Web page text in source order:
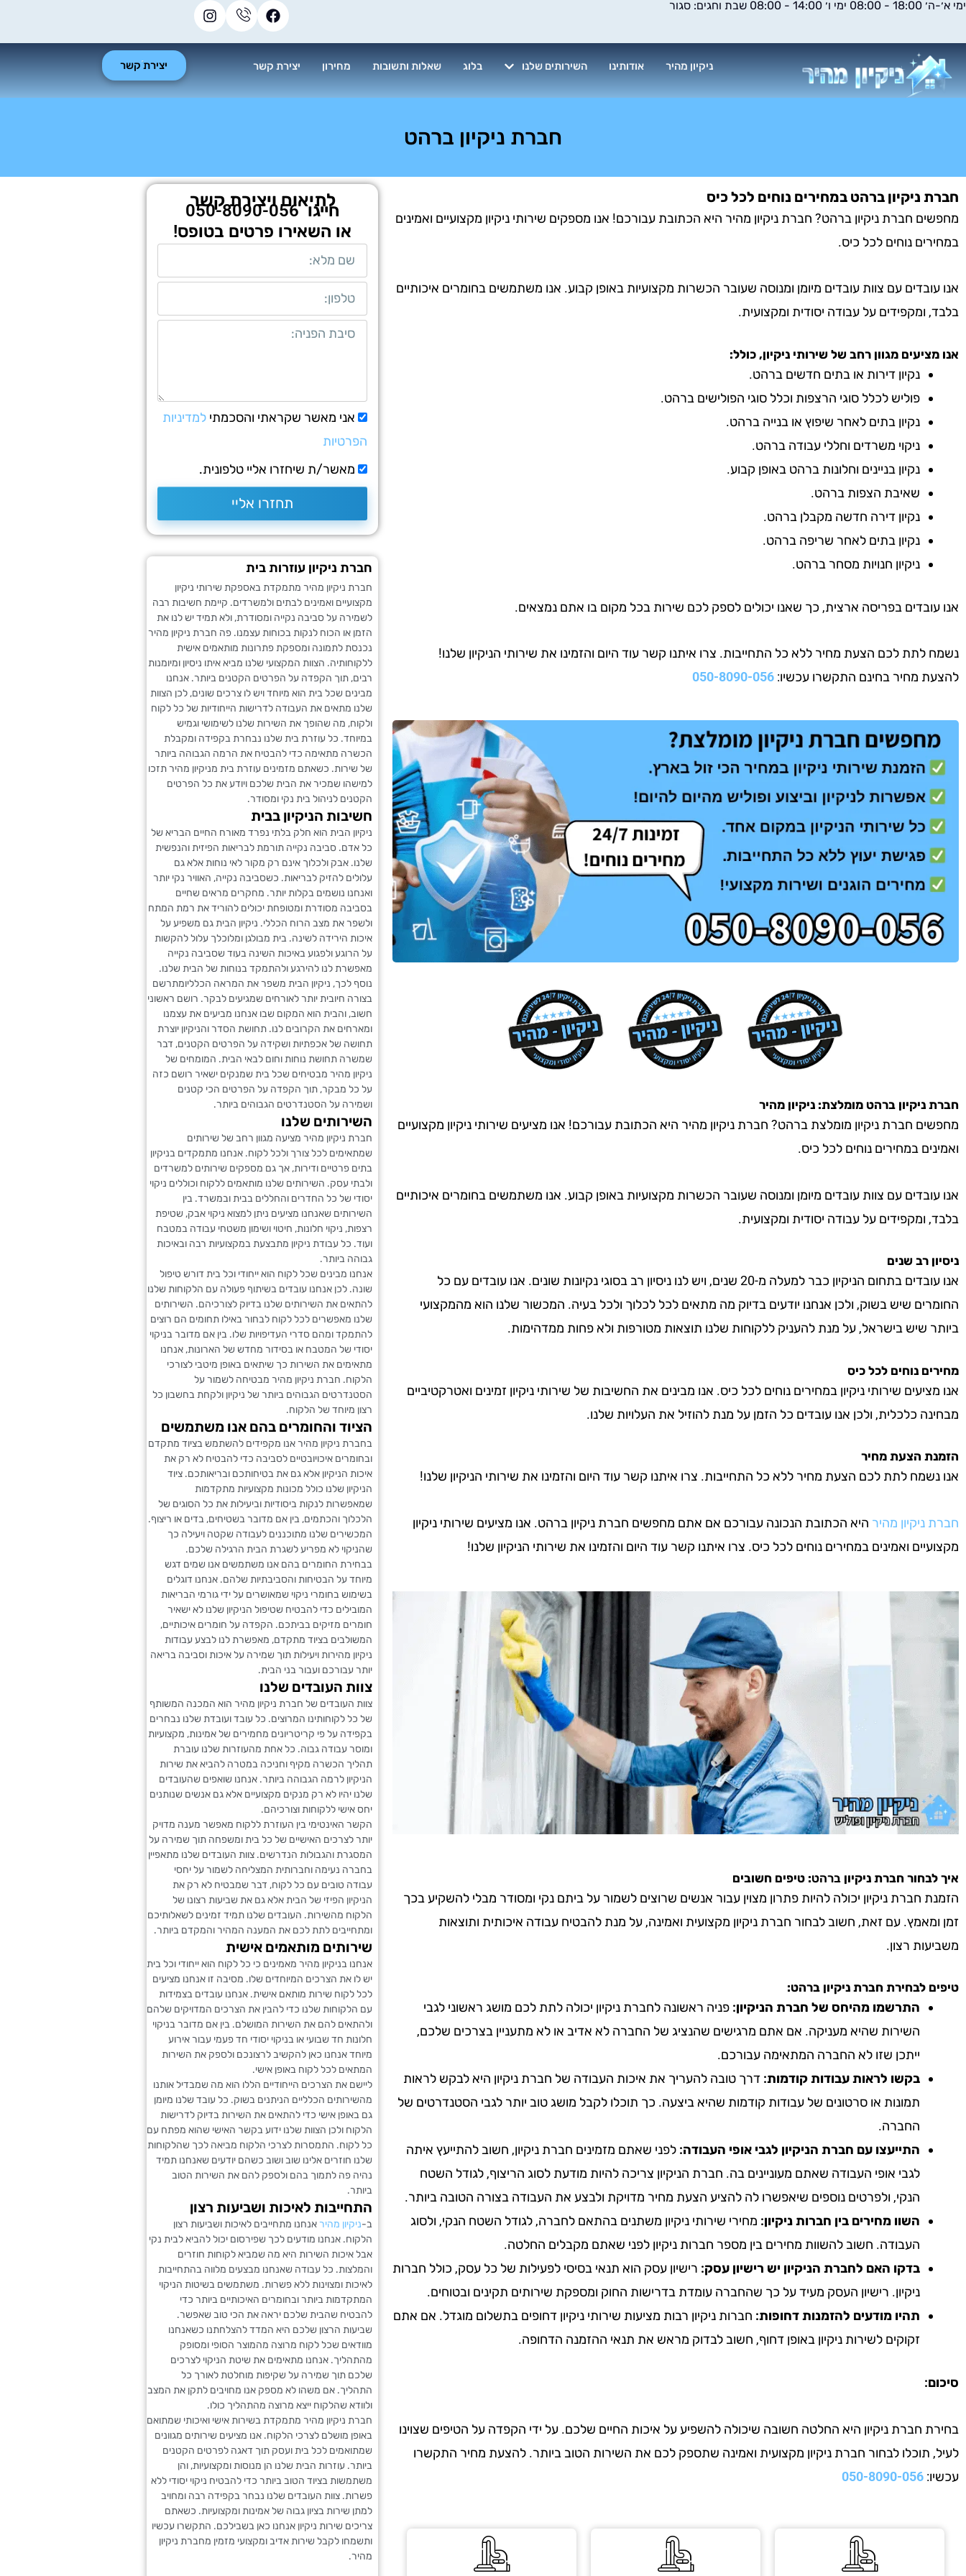
דילוג
ימי א׳-ה׳ 18:00 - 08:00 ימי ו׳ 14:00 - 08:00 שבת וחגים: סגור
ניקיון מהיר אודותינו השירותים שלנו בלוג שאלות ותשובות מחירון יצירת קשר יצירת קשר
חברת ניקיון ברהט
חברת ניקיון ברהט במחירים נוחים לכל כיס
מחפשים חברת ניקיון ברהט? חברת ניקיון מהיר היא הכתובת עבורכם! אנו מספקים שירותי ניקיון מקצועיים ואמינים
במחירים נוחים לכל כיס.
אנו עובדים עם צוות עובדים מיומן ומנוסה שעובר הכשרות מקצועיות באופן קבוע. אנו משתמשים בחומרים איכותיים
בלבד, ומקפידים על עבודה יסודית ומקצועית.
אנו מציעים מגוון רחב של שירותי ניקיון, כולל:
נקיון דירות או בתים חדשים ברהט.
פוליש לכלל סוגי הרצפות וכלל סוגי הפולישים ברהט.
נקיון בתים לאחר שיפוץ או בנייה ברהט.
ניקוי משרדים וחללי עבודה ברהט.
נקיון בניינים וחלונות ברהט באופן קבוע.
שאיבת הצפות ברהט.
נקיון דירה חדשה מקבלן ברהט.
נקיון בתים לאחר שריפה ברהט.
ניקיון חנויות מסחר ברהט.
אנו עובדים בפריסה ארצית, כך שאנו יכולים לספק לכם שירות בכל מקום בו אתם נמצאים.
נשמח לתת לכם הצעת מחיר ללא כל התחייבות. צרו איתנו קשר עוד היום והזמינו את שירותי הניקיון שלנו!
להצעת מחיר בחינם התקשרו עכשיו: 050-8090-056
חברת ניקיון ברהט מומלצת: ניקיון מהיר
מחפשים חברת ניקיון מומלצת ברהט? חברת ניקיון מהיר היא הכתובת עבורכם! אנו מציעים שירותי ניקיון מקצועיים
ואמינים במחירים נוחים לכל כיס.
אנו עובדים עם צוות עובדים מיומן ומנוסה שעובר הכשרות מקצועיות באופן קבוע. אנו משתמשים בחומרים איכותיים
בלבד, ומקפידים על עבודה יסודית ומקצועית.
ניסיון רב שנים
אנו עובדים בתחום הניקיון כבר למעלה מ-20 שנים, ויש לנו ניסיון רב בסוגי נקיונות שונים. אנו עובדים עם כל
החומרים שיש בשוק, ולכן אנחנו יודעים בדיוק מה מתאים לכל לכלוך ולכל בעיה. המכשור שלנו הוא מהמקצועי
ביותר שיש בישראל, על מנת להעניק ללקוחות שלנו תוצאות מטורפות ולא פחות ממדהימות.
מחירים נוחים לכל כיס
אנו מציעים שירותי ניקיון במחירים נוחים לכל כיס. אנו מבינים את החשיבות של שירותי ניקיון זמינים ואטרקטיביים
מבחינה כלכלית, ולכן אנו עובדים כל הזמן על מנת להוזיל את העלויות שלנו.
הזמנת הצעת מחיר
אנו נשמח לתת לכם הצעת מחיר ללא כל התחייבות. צרו איתנו קשר עוד היום והזמינו את שירותי הניקיון שלנו!
חברת ניקיון מהיר היא הכתובת הנכונה עבורכם אם אתם מחפשים חברת ניקיון ברהט. אנו מציעים שירותי ניקיון
מקצועיים ואמינים במחירים נוחים לכל כיס. צרו איתנו קשר עוד היום והזמינו את שירותי הניקיון שלנו!
איך לבחור חברת ניקיון ברהט: טיפים חשובים
הזמנת חברת ניקיון יכולה להיות פתרון מצוין עבור אנשים שרוצים לשמור על ביתם נקי ומסודר מבלי להשקיע בכך
זמן ומאמץ. עם זאת, חשוב לבחור חברת ניקיון מקצועית ואמינה, על מנת להבטיח עבודה איכותית ותוצאות
משביעות רצון.
טיפים לבחירת חברת ניקיון ברהט:
התרשמו מהיחס של חברת הניקיון: פניה ראשונה לחברת ניקיון יכולה לתת לכם מושג ראשוני לגבי
השירות שהיא מעניקה. אם אתם מרגישים שהנציג של החברה לא אדיב או לא מתעניין בצרכים שלכם,
ייתכן שזו לא החברה המתאימה עבורכם.
בקשו לראות עבודות קודמות: דרך טובה להעריך את איכות העבודה של חברת ניקיון היא לבקש לראות
תמונות או סרטונים של עבודות קודמות שהיא ביצעה. כך תוכלו לקבל מושג טוב יותר לגבי הסטנדרטים של
החברה.
התייעצו עם חברת הניקיון לגבי אופי העבודה: לפני שאתם מזמינים חברת ניקיון, חשוב להתייעץ איתה
לגבי אופי העבודה שאתם מעוניינים בה. חברת הניקיון צריכה להיות מודעת לסוג הריצוף, לגודל השטח
הנקי, ולפרטים נוספים שיאפשרו לה להציע הצעת מחיר מדויקת ולבצע את העבודה בצורה הטובה ביותר.
השוו מחירים בין חברות ניקיון: מחירי שירותי ניקיון משתנים בהתאם לחברה, לגודל השטח הנקי, ולסוג
העבודה. חשוב להשוות מחירים בין מספר חברות ניקיון לפני שאתם מקבלים החלטה.
בדקו האם לחברת הניקיון יש רישיון עסק: רישיון עסק הוא תנאי בסיסי לפעילות של כל עסק, כולל חברות
ניקיון. רישיון העסק מעיד על כך שהחברה עומדת בדרישות החוק ומספקת שירותים תקינים ובטוחים.
תהיו מודעים להזמנות דחופות: חברות ניקיון רבות מציעות שירותי ניקיון דחופים בתשלום מוגדל. אם אתם
זקוקים לשירות ניקיון באופן דחוף, חשוב לבדוק מראש את תנאי ההזמנה הדחופה.
סיכום:
בחירת חברת ניקיון היא החלטה חשובה שיכולה להשפיע על איכות החיים שלכם. על ידי הקפדה על הטיפים שצוינו
לעיל, תוכלו לבחור חברת ניקיון מקצועית ואמינה שתספק לכם את השירות הטוב ביותר. להצעת מחיר התקשרו
עכשיו:
לתיאום ויצירת קשר
חייגו050-8090-056
או השאירו פרטים בטופס!
אני מאשר שקראתי והסכמתי למדיניות
הפרטיות
מאשר/ת שיחזרו אליי טלפונית.
תחזרו אליי
חברת ניקיון עוזרות בית
חברת ניקיון מהיר מתמקדת באספקת שירותי ניקיון
מקצועיים ואמינים לבתים ולמשרדים. קיימת חשיבות רבה
לשמירה על סביבה נקייה ומסודרת, ולא תמיד יש לנו את
הזמן או הכוח לנקות בכוחות עצמנו. פה חברת ניקיון מהיר
נכנסת לתמונה ומספקת פתרונות מותאמים אישית
ללקוחותיה. הצוות המקצועי שלנו מביא איתו ניסיון ומיומנות
רבים, תוך הקפדה על הפרטים הקטנים ביותר. אנחנו
מבינים שכל בית הוא מיוחד ויש לו צרכים שונים, לכן הצוות
שלנו מתאים את העבודה לדרישות הייחודיות של כל לקוח
ולקוח, מה שהופך את השירות שלנו לשימושי וגמיש
במיוחד. כל עוזרת בית שלנו נבחרת בקפידה ומקבלת
הכשרה מתאימה כדי להבטיח את הרמה הגבוהה ביותר
של שירות. כשאתם מזמינים עוזרת בית מניקיון מהיר תזכו
למישהו שמכיר את הבית שלכם ויודע את כל הפרטים
הקטנים לניהול בית נקי ומסודר.
חשיבות הניקיון בבית
ניקיון הבית הוא חלק בלתי נפרד מאורח החיים הבריא של
כל אדם. סביבה נקייה תורמת לבריאות הפיזית והנפשית
שלנו. אבק ולכלוך אינם רק מקור לאי נוחות אלא גם
עלולים להזיק לבריאות. כשסביבה נקייה, האוויר נקי יותר
ואנחנו נושמים בקלות יותר. מחקרים מראים שחיים
בסביבה מסודרת ומטופחת יכולים להוריד את רמת המתח
ולשפר את מצב הרוח הכללי. ניקיון הבית גם משפיע על
איכות הירידה לשינה. בית מבולגן ומלוכלך עלול להקשות
על הרוגע ולפגוע באיכות השינה בעוד שסביבה נקייה
מאפשרת לנו להירגע ולהתמקד בנוחות של הבית שלנו.
נוסף לכך, ניקיון הבית משפר את המראה הכלליומתרשם
בצורה חיובית יותר לאורחים שמגיעים לבקר. רושם ראשוני
חשוב, והבית הוא המקום שבו אנחנו מביעים את עצמנו
ומארחים את הקרובים לנו. תחושת הסדר והניקיון יוצרת
תחושה של אכפתיות ושקידה על הפרטים הקטנים, דבר
שמשרה תחושת נוחות וחום לבאי הבית. המומחים של
ניקיון מהיר מבטיחים שכל בית שמנקים ישאיר רושם כזה
על כל מבקר, תוך הקפדה על הפרטים הכי קטנים
ושמירה על הסטנדרטים הגבוהים ביותר.
השירותים שלנו
חברת ניקיון מהיר מציעה מגוון רחב של שירותים
שמתאימים לכל צורך ולכל לקוח. אנחנו מתמקדים בניקיון
בתים פרטיים ודירות, אך גם מספקים שירותים למשרדים
ולבתי עסק. השירותים שלנו מותאמים ללקוח וכוללים ניקוי
יסודי של כל החדרים והחללים בבית ובמשרד. בין
השירותים שאנחנו מציעים ניתן למצוא ניקוי אבק, שטיפת
רצפות, ניקוי חלונות, חיטוי ושימון משטחי עבודה במטבח
ועוד. כל עבודת ניקיון מתבצעת במקצועיות רבה ובאיכות
גבוהה ביותר.
אנחנו מבינים שכל לקוח הוא ייחודי וכל בית דורש טיפול
שונה. לכן אנחנו עובדים בשיתוף פעולה עם הלקוחות שלנו
להתאים את השירותים שלנו בדיוק לצורכיהם. השירותים
שלנו מאפשרים לכל לקוח לבחור באילו תחומים הם רוצים
להתמקד ומהם סדרי העדיפויות שלו. בין אם מדובר בניקוי
יסודי של המטבח או בסידור מחדש של הארונות, אנחנו
מתאימים את השירות כך שיתאים באופן מיטבי לצורכי
הלקוח. חברת ניקיון מהיר מבטיחה לשמור על
הסטנדרטים הגבוהים ביותר של ניקיון ולקחת בחשבון כל
רצון מיוחד של הלקוח.
הציוד והחומרים בהם אנו משתמשים
בחברת ניקיון מהיר אנו מקפידים להשתמש בציוד מתקדם
ובחומרים איכויובטיים לסביבה כדי להבטיח לא רק את
איכות הניקיון אלא גם את בטיחותכם ובריאותכם. ציוד
הניקיון שלנו כולל מכונות מקצועיות מתקדמות
שמאפשרות לנקות ביסודיות וביעילות את כל הסוגים של
הלכלוך והכתמים, בין אם מדובר בשטיחים, בדים או ריצוף.
המכשירים שלנו מתוכננים לעבודה שקטה ויעילה כך
שהניקוי לא מפריע לשגרת הבית הרגילה שלכם.
בבחירת החומרים בהם אנו משתמשים אנו שמים דגש
מיוחד על הבטיחות והסביבתיות שלהם. אנחנו דוגלים
בשימוש בחומרי ניקוי שמאושרים על ידי גורמי הבריאות
המובילים כדי להבטיח שטיפול הניקיון שלנו לא ישאיר
חומרים מזיקים בביתכם. הקפדה על חומרים איכותיים,
המשולבים בציוד מתקדם, מאפשרת לנו לבצע עבודות
ניקיון מהירות ויעילות תוך שמירה על איכות וסביבה בריאה
יותר עבורכם ועבור בני הבית.
צוות העובדים שלנו
צוות העובדים של חברת ניקיון מהיר הוא המכנה המשותף
של כל לקוחותינו המרוצים. כל עובד ועובדת שלנו נבחרים
בקפידה על פי קריטריונים מחמירים של אמינות, מקצועיות
ומוסר עבודה גבוה. כל אחת מהעוזרות שלנו עוברת
תהליך הכשרה מקיף וחניכה במטרה להביא את שירות
הניקיון לרמה הגבוהה ביותר. אנחנו שואפים שהעובדים
שלנו יהיו לא רק מנקים מקצועיים אלא גם אנשים שנותנים
יחס אישי ללקוחות וצורכיהם.
הקשר האינטימי בין העוזרת ללקוח מאפשר מענה מדויק
יותר לצרכים האישיים של כל בית ומשפחה תוך שמירה על
המסגרת והגבולות הנדרשים. צוות העובדים שלנו מתאפיין
בחברה נעימה וחברותית המצליחה לשמור על יחסי
עבודה טובים עם כל לקוח, דבר שמבטיח לא רק את
הניקיון הפיזי של הבית אלא גם את שביעות רצונו של
הלקוח מהשירות. העובדים שלנו תמיד זמינים לשאלותיכם
ומתחייבים לתת לכם את המענה המהיר והמקדם ביותר.
שירותים מותאמים אישית
אנחנו בניקיון מהיר מאמינים כי כל לקוח הוא ייחודי וכל בית
יש לו את הצרכים המיוחדים שלו. מסיבה זו אנחנו מציעים
לכל לקוח שירות מותאם אישית. אנחנו עובדים בצמידות
עם הלקוחות שלנו כדי להבין את הצרכים המדויקים שלהם
ולהתאים להם את השירות המושלם. בין אם מדובר בניקוי
חלונות חד שבועי או בניקוי יסודי חד פעמי עבור אירוע
מיוחד אנחנו כאן להקשיב לרצונכם ולספק את השירות
המתאים לכל לקוח באופן אישי.
ליישם את הצרכים הייחודיים הללו הוא מה שמבדיל אותנו
מהשירותים הכלליים הניתנים בשוק. כל עובד שלנו מיומן
גם באופן אישי כדי להתאים את השירות בדיוק לדרישות
הלקוח ולכן הצוות שלנו ידוע בקשר האישי שהוא מפתח עם
כל לקוח. התמסרות לצרכי הלקוח מביאה לכך שהלקוחות
שלנו חוזרים אלינו שוב ושוב כשהם יודעים שאנחנו תמיד
נהיה פה לתמוך בהם ולספק להם את השירות הטוב
ביותר.
התחייבות לאיכות ושביעות רצון
ב-ניקיון מהיראנחנו מתחייבים לאיכות ושביעות רצון
הלקוח. אנחנו מודעים לכך שפירסום יכול להביא לבית נקי
אבל איכות השירות היא מה שמביא לקוחות חוזרים
והמלצות. כל עבודה שאנחנו מבצעים מלווה בהתחייבות
לאיכות ומצוינות ללא פשרות. משתמשים בשיטות הניקוי
המתקדמות ביותר ובחומרים האיכותיים ביותר כדי
להבטיח שהבית שלכם יראה את הכי טוב שאפשר.
שביעות הרצון שלכם היא המדד להצלחתנו כשאנחנו
מוודאים שכל לקוח מרוצה מהמוצר הסופי ומסופק
מהתהליך. אנחנו מתאימים את שיטת הניקוי לצרכים
שלכם תוך שמירה על שקיפות מוחלטת לאורך כל
התהליך. אם משהו לא מספק אנו מחויבים לתקן את המצב
ולוודא שהלקוח ייצא מרוצה מהתהליך כולו.
חברת ניקיון מהיר מתמקדת בשירות אישי ואיכותי שמתואם
באופן מושלם לצרכי הלקוח. אנו מציעים שירותים מגוונים
שמתואמים לכל בית ועסק תוך דאגה לפרטים הקטנים
ביותר. עוזרות הבית שלנו הן מנוסות ומקצועיות, והן
משתמשות בציוד הטוב ביותר כדי להבטיח ניקוי יסודי ללא
פשרות. צוות העובדים שלנו נבחר בקפידה רבה ומחויב
למתן שירות בציון גבוה של אמינות ומקצועיות. כשאתם
צריכים שירות ניקיון אנחנו כאן בשבילכם. התקשרו עכשיו
ותשמחו לקבל שירות אדיב ומקצועי מזמין מחברת ניקיון
מהיר.